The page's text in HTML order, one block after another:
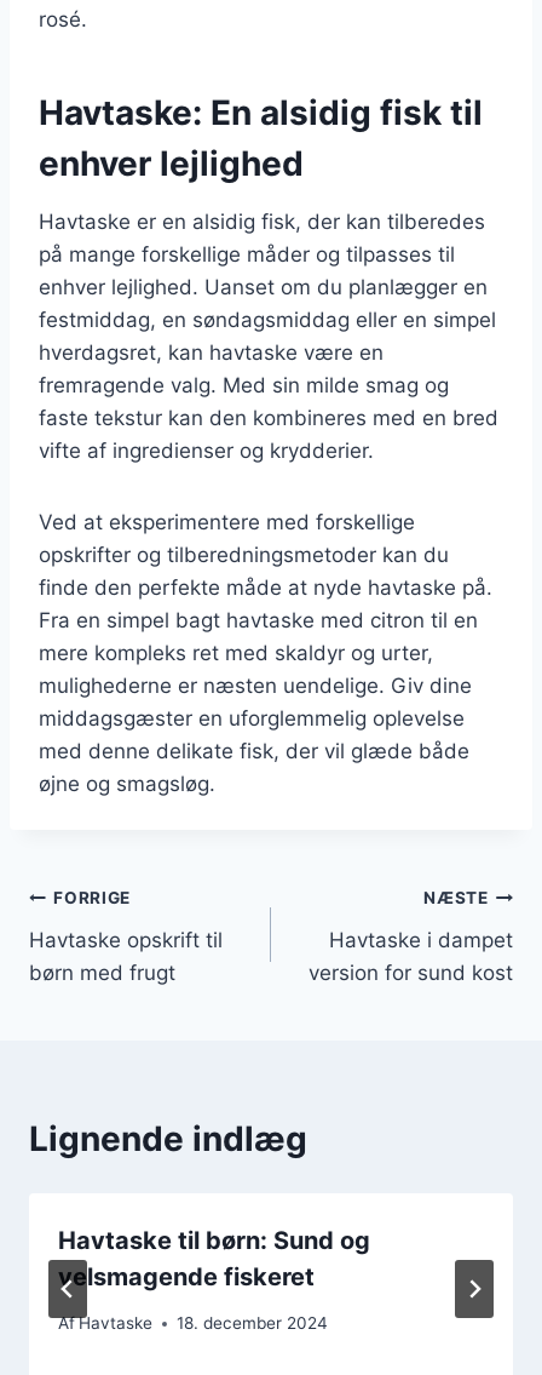
rosé.
Havtaske: En alsidig fisk til
enhver lejlighed
Havtaske er en alsidig fisk, der kan tilberedes
på mange forskellige måder og tilpasses til
enhver lejlighed. Uanset om du planlægger en
festmiddag, en søndagsmiddag eller en simpel
hverdagsret, kan havtaske være en
fremragende valg. Med sin milde smag og
faste tekstur kan den kombineres med en bred
vifte af ingredienser og krydderier.
Ved at eksperimentere med forskellige
opskrifter og tilberedningsmetoder kan du
finde den perfekte måde at nyde havtaske på.
Fra en simpel bagt havtaske med citron til en
mere kompleks ret med skaldyr og urter,
mulighederne er næsten uendelige. Giv dine
middagsgæster en uforglemmelig oplevelse
med denne delikate fisk, der vil glæde både
øjne og smagsløg.
Indlægsnavigation
FORRIGE
Havtaske opskrift til
børn med frugt
NÆSTE
Havtaske i dampet
version for sund kost
Lignende indlæg
Havtaske til børn: Sund og
velsmagende fiskeret
AfHavtaske 18. december 2024